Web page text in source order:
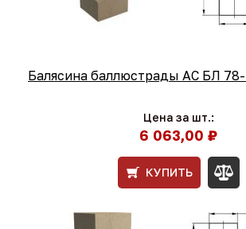
Балясина баллюстрады АС БЛ
Цена за шт.:
6 063,00 ₽
КУПИТЬ